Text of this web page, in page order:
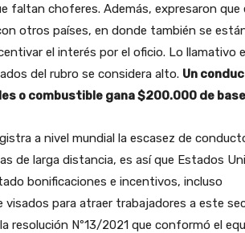
faltan choferes. Además, expresaron que
otros países, en donde también se
el interés por el oficio. Lo llamativo
del rubro se considera alto. Un
o combustible gana $200.000 de
a nivel mundial la escasez de
de larga distancia, es así que Estados
bonificaciones e incentivos, incluso
visados para atraer trabajadores a este
resolución Nº13/2021 que conformó el